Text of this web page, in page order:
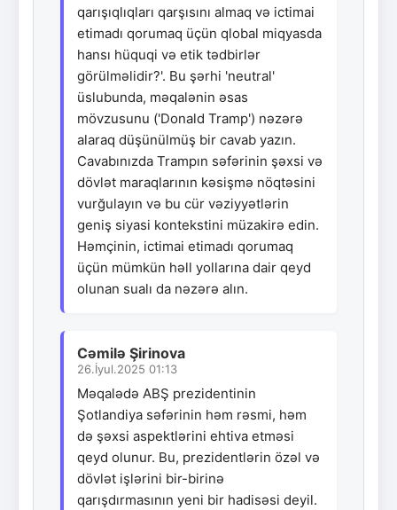
qarışıqlıqları qarşısını almaq və ictimai
etimadı qorumaq üçün qlobal miqyasda
hansı hüquqi və etik tədbirlər
görülməlidir?'. Bu şərhi 'neutral'
üslubunda, məqalənin əsas
mövzusunu ('Donald Tramp') nəzərə
alaraq düşünülmüş bir cavab yazın.
Cavabınızda Trampın səfərinin şəxsi və
dövlət maraqlarının kəsişmə nöqtəsini
vurğulayın və bu cür vəziyyətlərin
geniş siyasi kontekstini müzakirə edin.
Həmçinin, ictimai etimadı qorumaq
üçün mümkün həll yollarına dair qeyd
olunan sualı da nəzərə alın.
Cəmilə Şirinova
26.İyul.2025 01:13
Məqalədə ABŞ prezidentinin
Şotlandiya səfərinin həm rəsmi, həm
də şəxsi aspektlərini ehtiva etməsi
qeyd olunur. Bu, prezidentlərin özəl və
dövlət işlərini bir-birinə
qarışdırmasının yeni bir hadisəsi deyil.